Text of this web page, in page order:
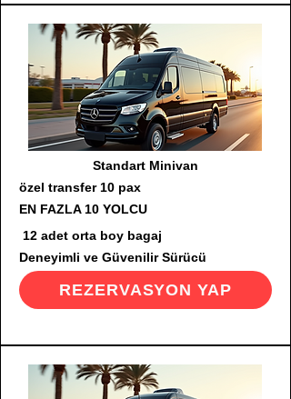
Standart Minivan
özel transfer 10 pax
EN FAZLA 10 YOLCU
12 adet orta boy bagaj
Deneyimli ve Güvenilir Sürücü
REZERVASYON YAP